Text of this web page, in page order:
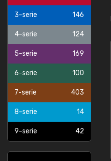
3-serie 146
4-serie 124
5-serie 169
6-serie 100
7-serie 403
8-serie 14
9-serie 42